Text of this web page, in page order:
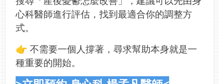
心科醫師進行評估，找到最適合你的調整方
式。
👉 不需要一個人撐著，尋求幫助本身就是一
種重要的開始。